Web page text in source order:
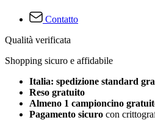
Contatto
Qualità verificata
Shopping sicuro e affidabile
Italia: spedizione standard
Reso gratuito
Almeno 1 campioncino
Pagamento sicuro con